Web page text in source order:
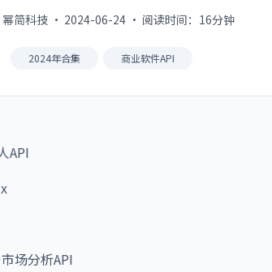
幂简科技 · 2024-06-24 · 阅读时间：16分钟
2024年合集 商业软件API
API
场分析API